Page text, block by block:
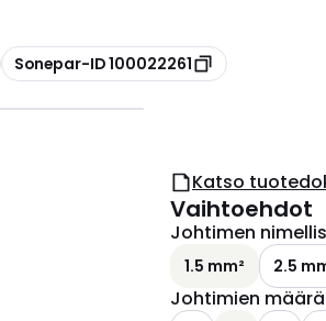
Kopioi
Sonepar-ID 100022261
Katso
Vaihtoehdot
Johtimen
1.5 mm² 2.5
Johtimien määrä